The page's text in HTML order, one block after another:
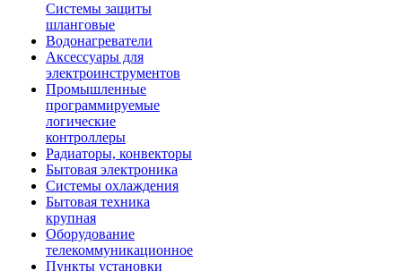
Системы защиты
шланговые
Водонагреватели
Аксессуары для
электроинструментов
Промышленные
программируемые
логические
контроллеры
Радиаторы, конвекторы
Бытовая электроника
Системы охлаждения
Бытовая техника
крупная
Оборудование
телекоммуникационное
Пункты установки